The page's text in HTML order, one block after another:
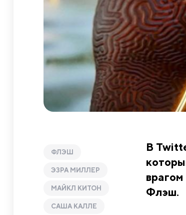
ФЛЭШ
ЭЗРА МИЛЛЕР
МАЙКЛ КИТОН
САША КАЛЛЕ
В
Флэш.